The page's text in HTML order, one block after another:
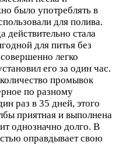
было употреблять в
для полива.
действительно стала
для питья без
легко
его за один час.
промывок
по разному
раз в 35 дней, этого
приятная и выполнена
однозначно долго. В
оправдывает свою